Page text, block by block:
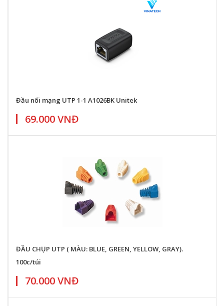
Đầu nối mạng UTP 1-1 A1026BK Unitek
69.000 VNĐ
ĐẦU CHỤP UTP ( MÀU: BLUE, GREEN, YELLOW, GRAY).
100c/túi
70.000 VNĐ